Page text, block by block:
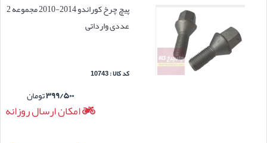
پیچ چرخ کوراندو 2014-2010 مجموعه 2
عددی وارداتی
کد کالا : 10743
۳۹۹/۵۰۰تومان
امکان ارسال روزانه